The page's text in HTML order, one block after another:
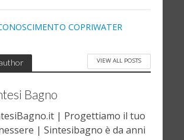
VIEW ALL POSTS
Bagno
| Progettiamo il tuo
| Sintesibagno è da anni